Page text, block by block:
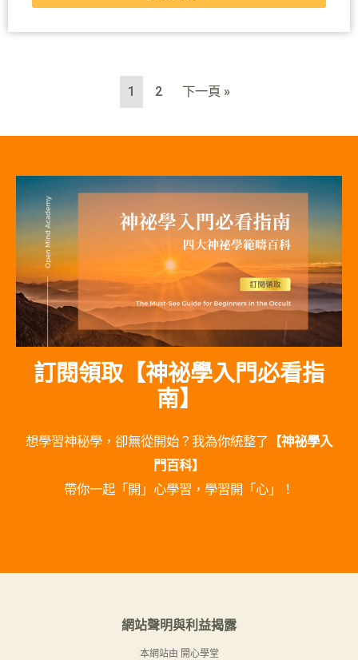
1 2 下一頁 »
訂閱領取【神祕學入門必看指
南】
想學習神秘學，卻無從開始？我為你統整了 【神祕學入
門百科】
帶你一起「開」心學習，學習開「心」！
網站聲明與利益揭露
本網站由 開心學堂